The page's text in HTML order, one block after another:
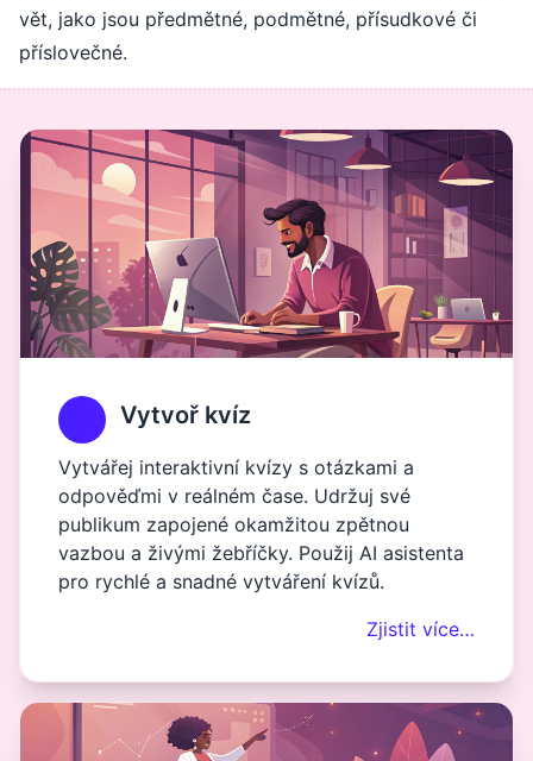
vět, jako jsou předmětné, podmětné, přísudkové či
příslovečné.
Vytvoř kvíz
Vytvářej interaktivní kvízy s otázkami a
odpověďmi v reálném čase. Udržuj své
publikum zapojené okamžitou zpětnou
vazbou a živými žebříčky. Použij AI asistenta
pro rychlé a snadné vytváření kvízů.
Zjistit více…